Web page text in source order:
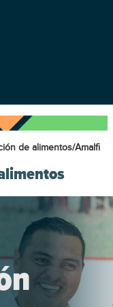
de alimentos/Amalfi